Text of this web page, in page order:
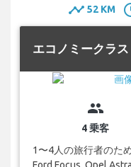
timeline 52 KM
エコノミークラス
group
4 乗客
1〜4人の旅行者のた